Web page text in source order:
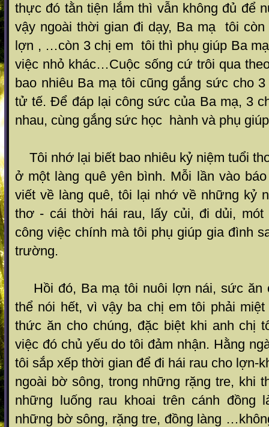
thực đó tằn tiện lắm thì vẫn không đủ để
vậy ngoài thời gian đi dạy, Ba mạ tôi
lợn , …còn 3 chị em tôi thì phụ giúp Ba
việc nhỏ khác…Cuộc sống cứ trôi qua
bao nhiêu Ba mạ tôi cũng gắng sức cho
tử tế. Để đáp lại công sức của Ba mạ, 3
nhau, cùng gắng sức học hành và phụ
Tôi nhớ lại biết bao nhiêu kỷ niệm tuổi
ở một làng quê yên bình. Mỗi lần vào
viết về làng quê, tôi lại nhớ về những kỷ
thơ - cái thời hái rau, lấy củi, đi dủi,
công việc chính mà tôi phụ giúp gia đình
trường.
Hồi đó, Ba mạ tôi nuôi lợn nái, sức ăn
thể nói hết, vì vậy ba chị em tôi phải
thức ăn cho chúng, đặc biệt khi anh chị
việc đó chủ yếu do tôi đảm nhận. Hằng
tôi sắp xếp thời gian để đi hái rau cho lợn-
ngoài bờ sông, trong những rặng tre, khi
những luống rau khoai trên cánh đồng
những bờ sông, rặng tre, đồng làng